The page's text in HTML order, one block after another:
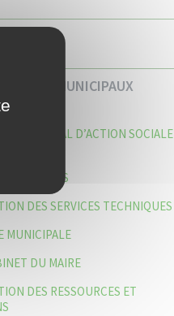
MUNICIPAUX
COMMUNAL D’ACTION SOCIALE
DES ÉCOLES
DES SERVICES TECHNIQUES
MUNICIPALE
DU MAIRE
DES RESSOURCES ET